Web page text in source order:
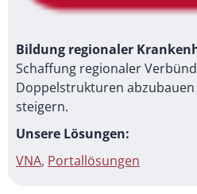
Bildung regionaler
Schaffung regionaler
Doppelstrukturen
steigern.
Unsere Lösungen:
VNA, Portallösungen